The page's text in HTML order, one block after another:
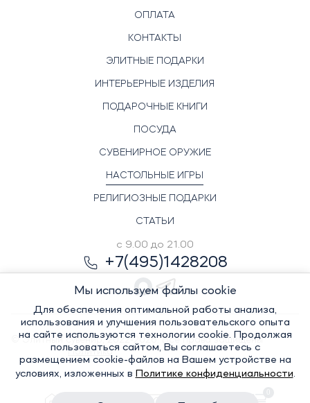
ОПЛАТА
КОНТАКТЫ
ЭЛИТНЫЕ ПОДАРКИ
ИНТЕРЬЕРНЫЕ ИЗДЕЛИЯ
ПОДАРОЧНЫЕ КНИГИ
ПОСУДА
СУВЕНИРНОЕ ОРУЖИЕ
НАСТОЛЬНЫЕ ИГРЫ
РЕЛИГИОЗНЫЕ ПОДАРКИ
СТАТЬИ
с 9.00 до 21.00
+7(495)1428208
© Элитный сувенир, 2022-2026. Все права защищены
Политика
Мы используем файлы cookie
Для обеспечения оптимальной работы анализа,
использования и улучшения пользовательского опыта
на сайте используются технологии cookie. Продолжая
пользоваться сайтом, Вы соглашаетесь с
размещением cookie-файлов на Вашем устройстве на
условиях, изложенных в Политике конфиденциальности.